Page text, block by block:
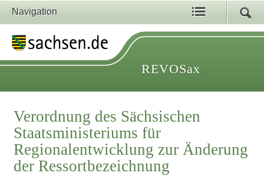
Navigation
REVOSax
Verordnung des Sächsischen
Staatsministeriums für
Regionalentwicklung zur Änderung
der Ressortbezeichnung